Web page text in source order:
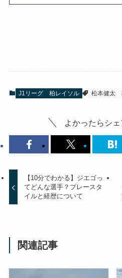
J1リーグ 柏レイソル 松本健太
よかったらシェ
【10分でわかる】ジエゴっ
てどんな選手？プレースタ
イルと経歴について
関連記事